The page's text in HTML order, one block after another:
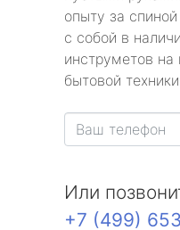
опыту за
с собой в
инструметов
бытовой
Или
+7 (499)